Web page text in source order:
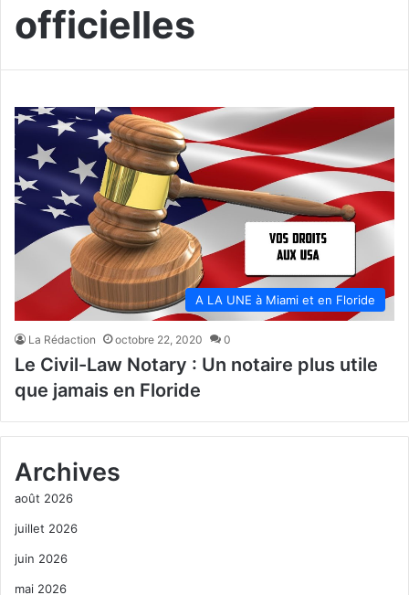
officielles
A LA UNE à Miami et en Floride
La Rédaction octobre 22, 2020 0
Le Civil-Law Notary : Un notaire plus utile
que jamais en Floride
Archives
août 2026
juillet 2026
juin 2026
mai 2026